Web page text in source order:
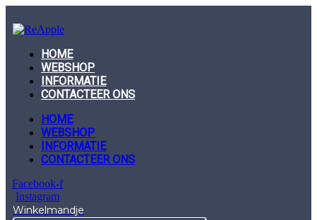
to
content
HOME
WEBSHOP
INFORMATIE
CONTACTEER ONS
HOME
WEBSHOP
INFORMATIE
CONTACTEER ONS
Facebook-f
Instagram
Winkelmandje